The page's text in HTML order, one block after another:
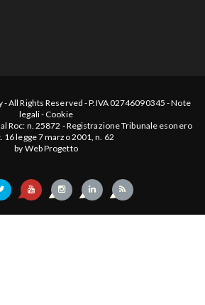
-All Rights Reserved - P.IVA 02746090345 -Note
legali- Cookie
Roc: n. 25872 - Registrazione Tribunale esonero
16 legge 7 marzo 2001, n. 62
by Web Progetto